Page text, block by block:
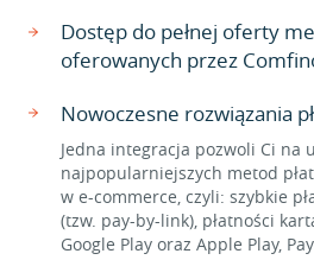
Dostęp do pełnej oferty
oferowanych przez
Nowoczesne rozwiązania
Jedna integracja pozwoli Ci na
najpopularniejszych metod
w e-commerce, czyli: szybkie
(tzw. pay-by-link), płatności
Google Play oraz Apple Play,